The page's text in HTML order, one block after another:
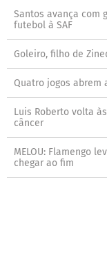
Santos avança com
futebol à SAF
Goleiro, filho de
Quatro jogos abrem
Luis Roberto volta
câncer
MELOU: Flamengo
chegar ao fim